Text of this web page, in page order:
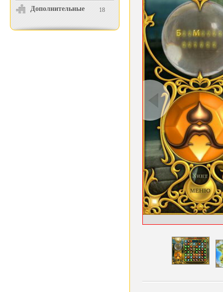
Дополнительные 18